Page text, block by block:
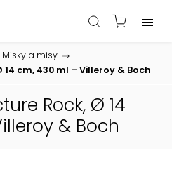
Misky a misy /
cm, 430 ml – Villeroy & Boch
Rock, Ø 14
& Boch